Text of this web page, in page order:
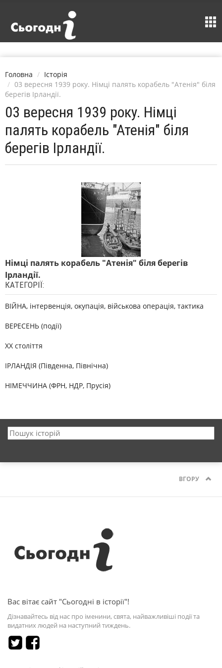
Головна
Історія
03 вересня 1939 року. Німці палять корабель "Атенія" біля
берегів Ірландії.
03 вересня 1939 року. Німці
палять корабель "Атенія" біля
берегів Ірландії.
Німці палять корабель "Атенія" біля берегів
Ірландії.
КАТЕГОРІЇ:
ВІЙНА, інтервенція, окупація, військова операція, тактика
ВЕРЕСЕНЬ (події)
XX століття
ІРЛАНДІЯ (Південна, Північна)
НІМЕЧЧИНА (ФРН, НДР, Прусія)
ВГОРУ
Вас вітає сайт "Сьогодні в історії"!
Дізнавайтесь від нас про іменини, свята, найважливіші події та
видатних людей на наступний тиждень.